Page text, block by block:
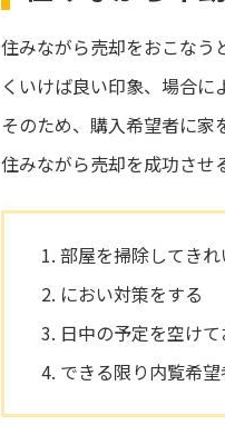
住みながら売却をおこなう
くいけば良い印象、場合に
そのため、購入希望者に家
住みながら売却を成功させ
部屋を掃除してき
におい対策をする
日中の予定を空け
できる限り内覧希